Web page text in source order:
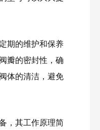
期的维护和保养
瓣的密封性，确
体的清洁，避免
，其工作原理简